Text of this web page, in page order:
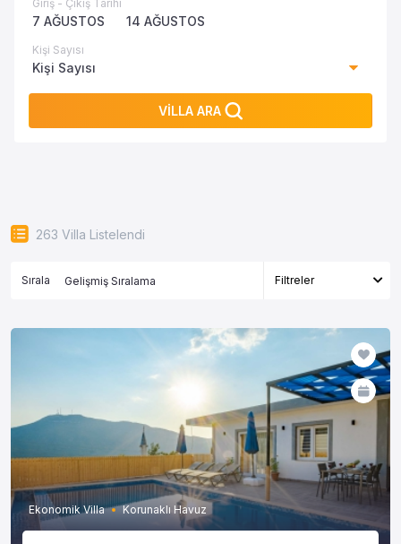
Giriş - Çıkış Tarihi
7 AĞUSTOS 14 AĞUSTOS
Kişi Sayısı
Kişi Sayısı
VİLLA ARA
263 Villa Listelendi
Sırala Filtreler
Ekonomik Villa Korunaklı Havuz